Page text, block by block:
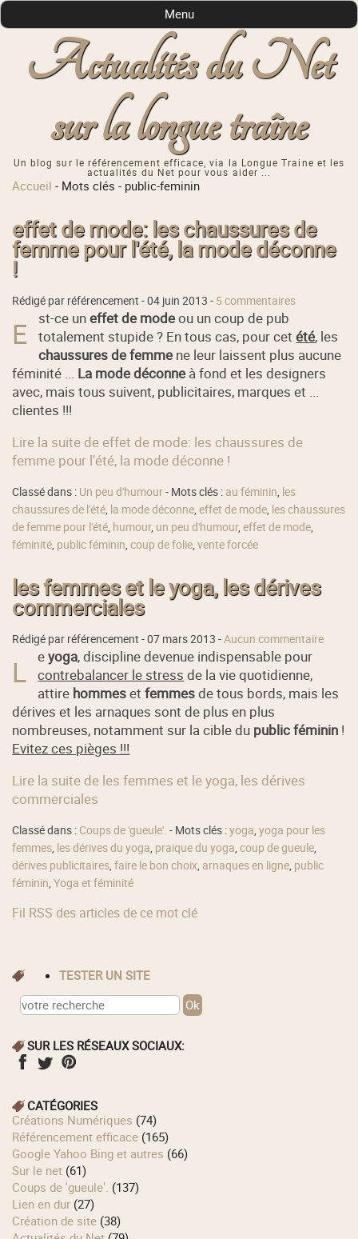
Actualités du Net
sur la longue traîne
Un blog sur le référencement efficace, via la Longue Traine et les
actualités du Net pour vous aider ...
Menu
Accueil - Mots clés - public-feminin
effet de mode: les chaussures de
femme pour l'été, la mode déconne
!
Rédigé par référencement -04 juin 2013 - 5 commentaires
E st-ce uneffet de modeou un coup de pub
totalement stupide ? En tous cas, pour cetété, les
chaussures de femme ne leur laissent plus aucune
féminité ... La mode déconne à fond et les designers
avec, mais tous suivent, publicitaires, marques et ...
clientes !!!
Lire la suite de effet de mode: les chaussures de
femme pour l'été, la mode déconne !
Classé dans : Un peu d'humour- Mots clés : au féminin, les
chaussures de l'été, la mode déconne,effet de mode, les chaussures
de femme pour l'été, humour, un peu d'humour,effet de mode,
féminité, public féminin,coup de folie,vente forcée
les femmes et le yoga, les dérives
commerciales
Rédigé par référencement -07 mars 2013 -Aucun commentaire
L eyoga, discipline devenue indispensable pour
contrebalancer le stress de la vie quotidienne,
attire hommesetfemmesde tous bords, mais les
dérives et les arnaques sont de plus en plus
nombreuses, notamment sur la cible du public féminin !
Evitez ces pièges !!!
Lire la suite de les femmes et le yoga, les dérives
commerciales
Classé dans : Coups de 'gueule'. - Mots clés :yoga,yoga pour les
femmes, les dérives du yoga, praique du yoga,coup de gueule,
dérives publicitaires,faire le bon choix, arnaques en ligne, public
féminin,Yoga et féminité
Fil RSS des articles de ce mot clé
TESTER UN SITE
SUR LES RÉSEAUX SOCIAUX:
CATÉGORIES
Créations Numériques (74)
Référencement efficace (165)
Google Yahoo Bing et autres (66)
Sur le net (61)
Coups de 'gueule'. (137)
Lien en dur (27)
Création de site (38)